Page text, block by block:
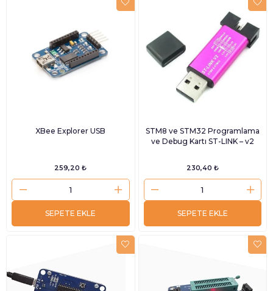
XBee Explorer USB
259,20 ₺
SEPETE EKLE
STM8 ve STM32 Programlama
ve Debug Kartı ST-LINK – v2
230,40 ₺
SEPETE EKLE